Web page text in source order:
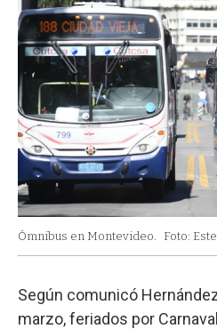
Ómnibus en Montevideo. Foto:
Según comunicó
marzo, feriados por